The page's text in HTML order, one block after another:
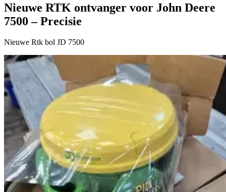
Nieuwe RTK ontvanger voor John Deere
7500 – Precisie
Nieuwe Rtk bol JD 7500